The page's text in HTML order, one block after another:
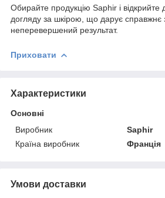
Обирайте продукцію Saphir і відкрийте
догляду за шкірою, що дарує справжнє
неперевершений результат.
Приховати
Характеристики
Основні
Виробник
Saphir
Країна виробник
Франція
Умови доставки